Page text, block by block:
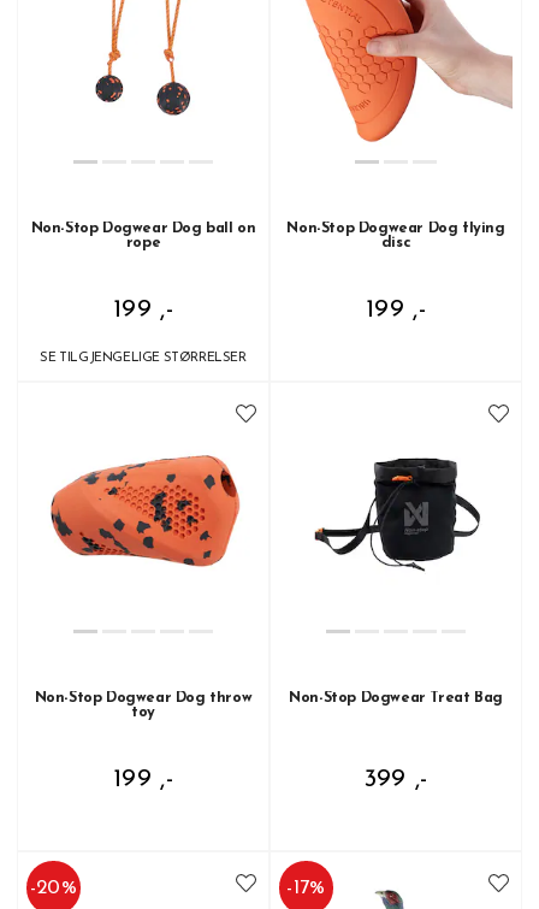
Non-Stop Dogwear Dog ball on
rope
199 ,-
SE TILGJENGELIGE STØRRELSER
Non-Stop Dogwear Dog flying
disc
199 ,-
Non-Stop Dogwear Dog throw
toy
199 ,-
Non-Stop Dogwear Treat Bag
399 ,-
-20% -17%